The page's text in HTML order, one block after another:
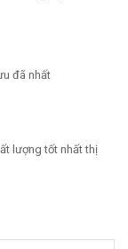
đã nhất
lượng tốt nhất thị